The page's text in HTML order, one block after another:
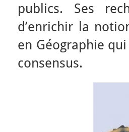
publics. Ses
d’enrichir la
en Géographie
consensus.